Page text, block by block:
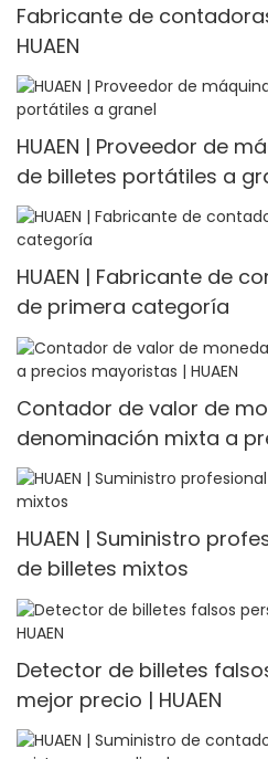
Fabricante de
HUAEN
HUAEN | Proveedor de
de billetes portátiles a
HUAEN | Fabricante de
de primera categoría
Contador de valor de
denominación mixta a
HUAEN
HUAEN | Suministro
de billetes mixtos
Detector de billetes
mejor precio | HUAEN